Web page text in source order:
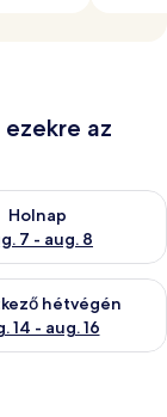
az
6 - aug. 7
Holnap
7 - aug. 8
állás
aug. 7 -
hétvégén
14 - aug. 16
hétvégi